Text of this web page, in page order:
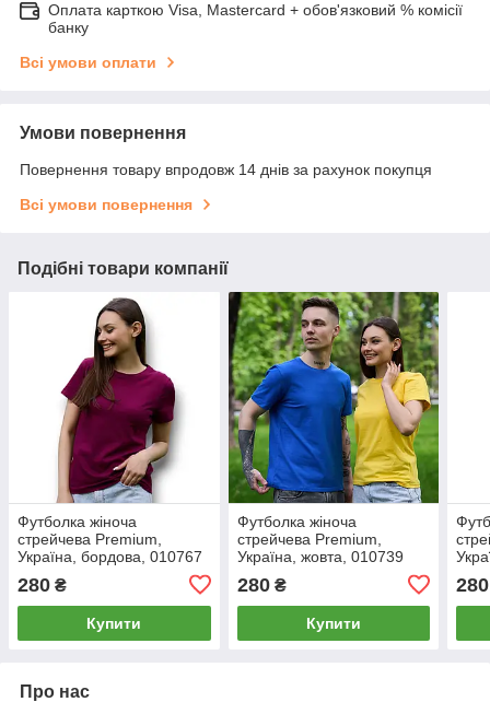
Оплата карткою Visa, Mastercard + обов'язковий % комісії
банку
Всі умови оплати
Умови повернення
Повернення товару впродовж 14 днів за рахунок покупця
Всі умови повернення
Подібні товари компанії
Футболка жіноча
стрейчева Premium,
Україна, бордова, 010767
280 ₴
Купити
Футболка жіноча
стрейчева Premium,
Україна, жовта, 010739
280₴
Купити
280
Про нас